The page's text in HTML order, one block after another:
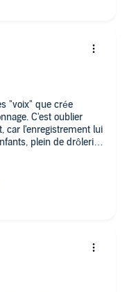
"voix" que crée
C'est oublier
car l'enregistrement lui
plein de drôlerie
un film, mais
un acteur de talent.
un grand enfant,